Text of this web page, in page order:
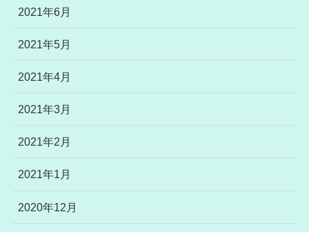
2021年6月
2021年5月
2021年4月
2021年3月
2021年2月
2021年1月
2020年12月